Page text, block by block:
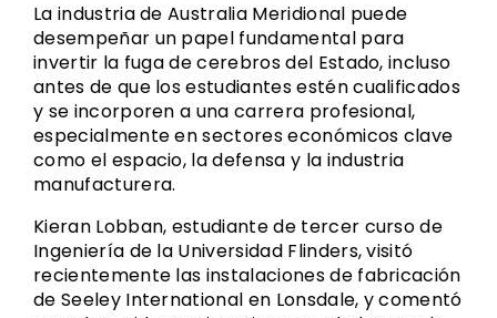
La industria de Australia Meridional puede
desempeñar un papel fundamental para
invertir la fuga de cerebros del Estado, incluso
antes de que los estudiantes estén cualificados
y se incorporen a una carrera profesional,
especialmente en sectores económicos clave
como el espacio, la defensa y la industria
manufacturera.
Kieran Lobban, estudiante de tercer curso de
Ingeniería de la Universidad Flinders, visitó
recientemente las instalaciones de fabricación
de Seeley International en Lonsdale, y comentó